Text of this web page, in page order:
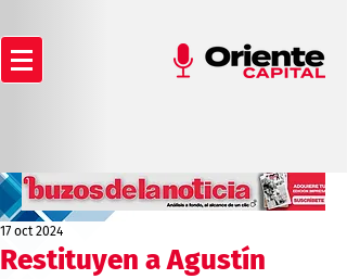
Restituyen a Agustín
17 oct 2024